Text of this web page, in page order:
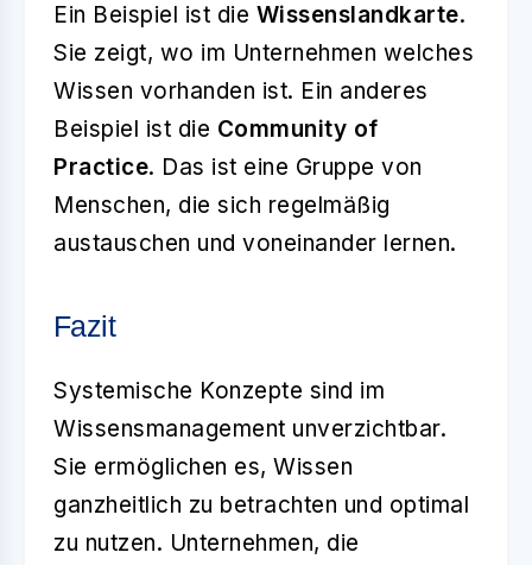
Ein Beispiel ist die Wissenslandkarte.
Sie zeigt, wo im Unternehmen welches
Wissen vorhanden ist. Ein anderes
Beispiel ist die Community of
Practice. Das ist eine Gruppe von
Menschen, die sich regelmäßig
austauschen und voneinander lernen.
Fazit
Systemische Konzepte sind im
Wissensmanagement unverzichtbar.
Sie ermöglichen es, Wissen
ganzheitlich zu betrachten und optimal
zu nutzen. Unternehmen, die